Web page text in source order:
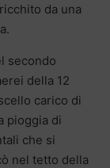
da una
secondo
della 12
carico di
pioggia di
che si
nel tetto della